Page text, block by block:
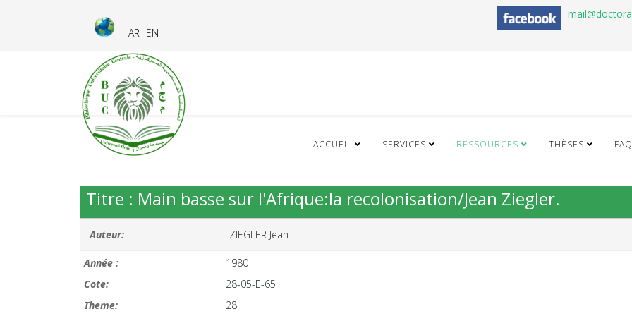
AR EN
ACCUEIL SERVICES RESSOURCES THÈSES FAQ
Titre : Main basse sur l'Afrique:la recolonisation/Jean Ziegler.
Auteur: ZIEGLER Jean
Année :
1980
Cote:
28-05-E-65
Theme:
28